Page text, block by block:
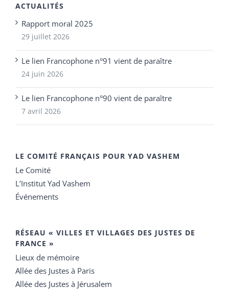
ACTUALITÉS
Rapport moral 2025
29 juillet 2026
Le lien Francophone n°91 vient de paraître
24 juin 2026
Le lien Francophone n°90 vient de paraître
7 avril 2026
LE COMITÉ FRANÇAIS POUR YAD VASHEM
Le Comité
L’Institut Yad Vashem
Événements
RÉSEAU « VILLES ET VILLAGES DES JUSTES DE
FRANCE »
Lieux de mémoire
Allée des Justes à Paris
Allée des Justes à Jérusalem